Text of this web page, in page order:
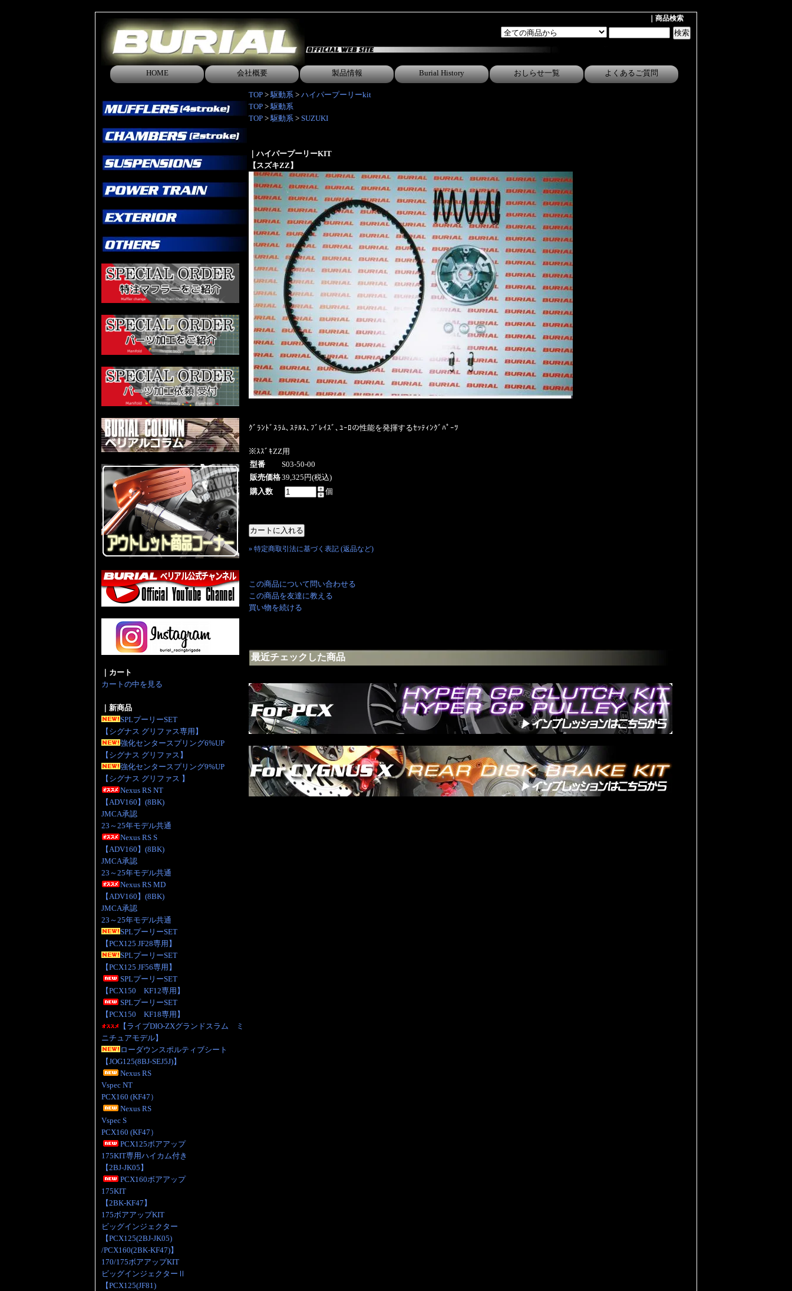
｜商品検索
HOME 会社概要 製品情報 Burial History おしらせ一覧 よくあるご質問
｜カート
カートの中を見る
｜新商品
SPLプーリーSET
【シグナス グリファス専用】
強化センタースプリング6%UP
【シグナス グリファス】
強化センタースプリング9%UP
【シグナス グリファス 】
Nexus RS NT
【ADV160】(8BK)
JMCA承認
23～25年モデル共通
Nexus RS S
【ADV160】(8BK)
JMCA承認
23～25年モデル共通
Nexus RS MD
【ADV160】(8BK)
JMCA承認
23～25年モデル共通
SPLプーリーSET
【PCX125 JF28専用】
SPLプーリーSET
【PCX125 JF56専用】
SPLプーリーSET
【PCX150 KF12専用】
SPLプーリーSET
【PCX150 KF18専用】
【ライブDIO-ZXグランドスラム ミ
ニチュアモデル】
ローダウンスポルティブシート
【JOG125(8BJ-SEJ5J)】
Nexus RS
Vspec NT
PCX160 (KF47）
Nexus RS
Vspec S
PCX160 (KF47）
PCX125ボアアップ
175KIT専用ハイカム付き
【2BJ-JK05】
PCX160ボアアップ
175KIT
【2BK-KF47】
175ボアアップKIT
ビッグインジェクター
【PCX125(2BJ-JK05)
/PCX160(2BK-KF47)】
170/175ボアアップKIT
ビッグインジェクターⅡ
【PCX125(JF81)
TOP >駆動系 > ハイパープーリーkit
TOP >駆動系
TOP >駆動系 > SUZUKI
｜ハイパープーリーKIT
【スズキZZ】
ｸﾞﾗﾝﾄﾞｽﾗﾑ､ｽﾃﾙｽ､ﾌﾞﾚｲｽﾞ､ﾕｰﾛの性能を発揮するｾｯﾃｨﾝｸﾞﾊﾟｰﾂ
※ｽｽﾞｷZZ用
型番
S03-50-00
販売価格39,325円(税込)
購入数
個
» 特定商取引法に基づく表記 (返品など)
この商品について問い合わせる
この商品を友達に教える
買い物を続ける
最近チェックした商品